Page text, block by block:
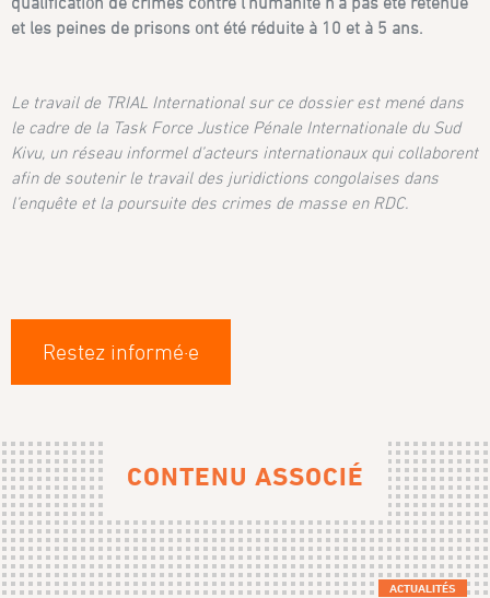
et les peines de prisons ont été réduite à 10 et à 5 ans.
Le travail de TRIAL International sur ce dossier est mené dans
le cadre de la Task Force Justice Pénale Internationale du Sud
Kivu, un réseau informel d’acteurs internationaux qui collaborent
afin de soutenir le travail des juridictions congolaises dans
l’enquête et la poursuite des crimes de masse en RDC.
Restez informé·e
CONTENU ASSOCIÉ
ACTUALITÉS